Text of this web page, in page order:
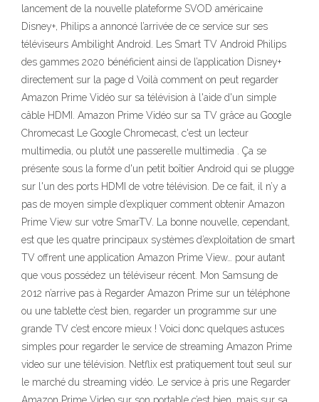
lancement de la nouvelle plateforme SVOD américaine
Disney+, Philips a annoncé l’arrivée de ce service sur ses
téléviseurs Ambilight Android. Les Smart TV Android Philips
des gammes 2020 bénéficient ainsi de l’application Disney+
directement sur la page d Voilà comment on peut regarder
Amazon Prime Vidéo sur sa télévision à l'aide d'un simple
câble HDMI. Amazon Prime Vidéo sur sa TV grâce au Google
Chromecast Le Google Chromecast, c'est un lecteur
multimedia, ou plutôt une passerelle multimedia . Ça se
présente sous la forme d'un petit boîtier Android qui se plugge
sur l'un des ports HDMI de votre télévision. De ce fait, il n’y a
pas de moyen simple d’expliquer comment obtenir Amazon
Prime View sur votre SmarTV. La bonne nouvelle, cependant,
est que les quatre principaux systèmes d’exploitation de smart
TV offrent une application Amazon Prime View… pour autant
que vous possédez un téléviseur récent. Mon Samsung de
2012 n’arrive pas à Regarder Amazon Prime sur un téléphone
ou une tablette c’est bien, regarder un programme sur une
grande TV c’est encore mieux ! Voici donc quelques astuces
simples pour regarder le service de streaming Amazon Prime
video sur une télévision. Netflix est pratiquement tout seul sur
le marché du streaming vidéo. Le service à pris une Regarder